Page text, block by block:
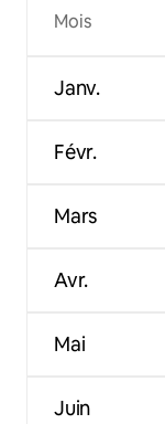
Mois
Janv.
Févr.
Mars
Avr.
Mai
Juin